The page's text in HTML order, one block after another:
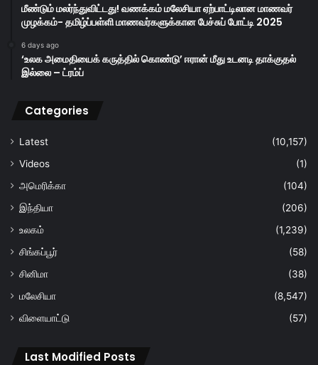
மீண்டும் மலர்ந்துவிட்டது! வணக்கம் மலேசியா ஏற்பாட்டிலான மாணவர்
முழக்கம்- தமிழ்ப்பள்ளி மாணவர்களுக்கான பேச்சுப் போட்டி 2025
6 days ago
‘உலக அமைதியைக் கருத்தில் கொண்டு’ ஈரான் மீது உடனடி தாக்குதல்
இல்லை – ட்ரம்ப்
Categories
Latest
(10,157)
Videos
(1)
அமெரிக்கா
(104)
இந்தியா
(206)
உலகம்
(1,239)
சிங்கப்பூர்
(58)
சினிமா
(38)
மலேசியா
(8,547)
விளையாட்டு
(57)
Last Modified Posts